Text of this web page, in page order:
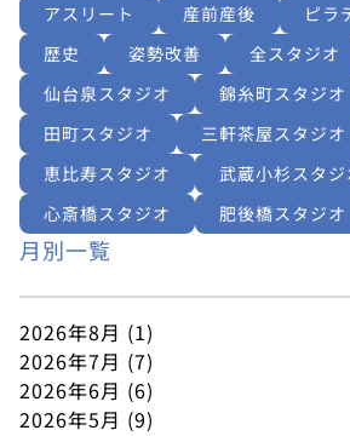
アスリート
産前産後 ピラ
歴史
姿勢改善
全スタジオ
仙台泉スタジオ
錦糸町スタジオ
田町スタジオ
三軒茶屋スタジオ
恵比寿スタジオ
武蔵小杉スタジ
心斎橋スタジオ
肥後橋スタジオ
月別一覧
2026年8月 (1)
2026年7月 (7)
2026年6月 (6)
2026年5月 (9)